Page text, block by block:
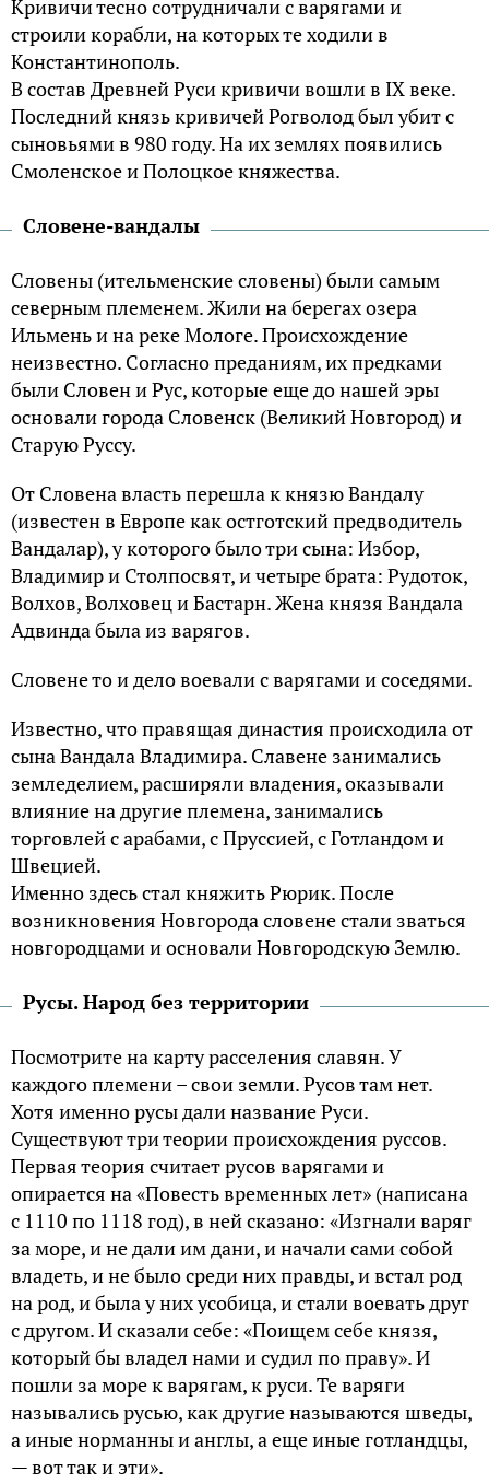
Кривичи тесно сотрудничали с варягами и
строили корабли, на которых те ходили в
Константинополь.
В состав Древней Руси кривичи вошли в IX веке.
Последний князь кривичей Рогволод был убит с
сыновьями в 980 году. На их землях появились
Смоленское и Полоцкое княжества.
Словене-вандалы
Словены (ительменские словены) были самым
северным племенем. Жили на берегах озера
Ильмень и на реке Мологе. Происхождение
неизвестно. Согласно преданиям, их предками
были Словен и Рус, которые еще до нашей эры
основали города Словенск (Великий Новгород) и
Старую Руссу.
От Словена власть перешла к князю Вандалу
(известен в Европе как остготский предводитель
Вандалар), у которого было три сына: Избор,
Владимир и Столпосвят, и четыре брата: Рудоток,
Волхов, Волховец и Бастарн. Жена князя Вандала
Адвинда была из варягов.
Словене то и дело воевали с варягами и соседями.
Известно, что правящая династия происходила от
сына Вандала Владимира. Славене занимались
земледелием, расширяли владения, оказывали
влияние на другие племена, занимались
торговлей с арабами, с Пруссией, с Готландом и
Швецией.
Именно здесь стал княжить Рюрик. После
возникновения Новгорода словене стали зваться
новгородцами и основали Новгородскую Землю.
Русы. Народ без территории
Посмотрите на карту расселения славян. У
каждого племени – свои земли. Русов там нет.
Хотя именно русы дали название Руси.
Существуют три теории происхождения руссов.
Первая теория считает русов варягами и
опирается на «Повесть временных лет» (написана
с 1110 по 1118 год), в ней сказано: «Изгнали варяг
за море, и не дали им дани, и начали сами собой
владеть, и не было среди них правды, и встал род
на род, и была у них усобица, и стали воевать друг
с другом. И сказали себе: «Поищем себе князя,
который бы владел нами и судил по праву». И
пошли за море к варягам, к руси. Те варяги
назывались русью, как другие называются шведы,
а иные норманны и англы, а еще иные готландцы,
— вот так и эти».